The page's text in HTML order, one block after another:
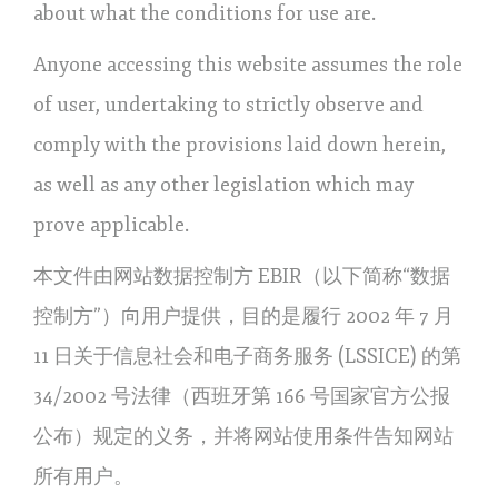
about what the conditions for use are.
Anyone accessing this website assumes the role
of user, undertaking to strictly observe and
comply with the provisions laid down herein,
as well as any other legislation which may
prove applicable.
本文件由网站数据控制方 EBIR（以下简称“数据
控制方”）向用户提供，目的是履行 2002 年 7 月
11 日关于信息社会和电子商务服务 (LSSICE) 的第
34/2002 号法律（西班牙第 166 号国家官方公报
公布）规定的义务，并将网站使用条件告知网站
所有用户。